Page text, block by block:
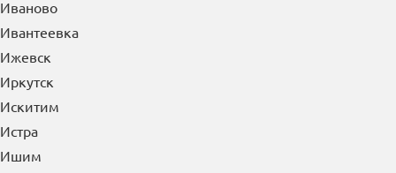
Иваново
Ивантеевка
Ижевск
Иркутск
Искитим
Истра
Ишим